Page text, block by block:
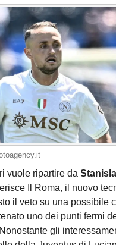
vuole ripartire da
Il Roma, il nuovo
il veto su una possibile
uno dei punti fermi
gli